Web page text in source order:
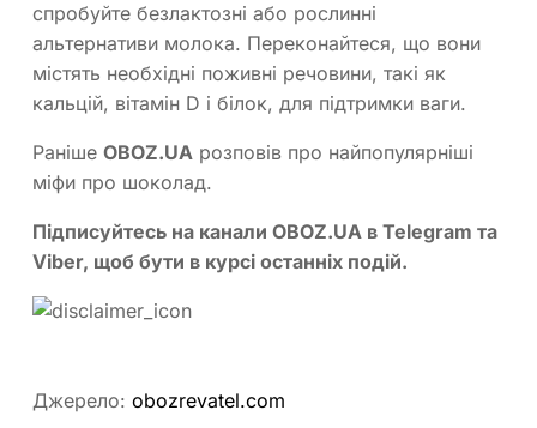
спробуйте безлактозні або рослинні
альтернативи молока. Переконайтеся, що вони
містять необхідні поживні речовини, такі як
кальцій, вітамін D і білок, для підтримки ваги.
Раніше OBOZ.UA розповів про найпопулярніші
міфи про шоколад.
Підписуйтесь на канали OBOZ.UA в Telegram та
Viber, щоб бути в курсі останніх подій.
Джерело: obozrevatel.com